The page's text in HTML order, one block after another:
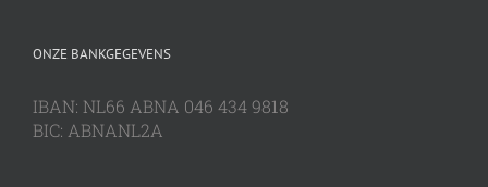
ONZE BANKGEGEVENS
IBAN: NL66 ABNA 046 434 9818
BIC: ABNANL2A